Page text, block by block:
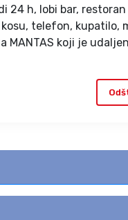
24 h, lobi bar,
telefon, kupatilo,
koji je